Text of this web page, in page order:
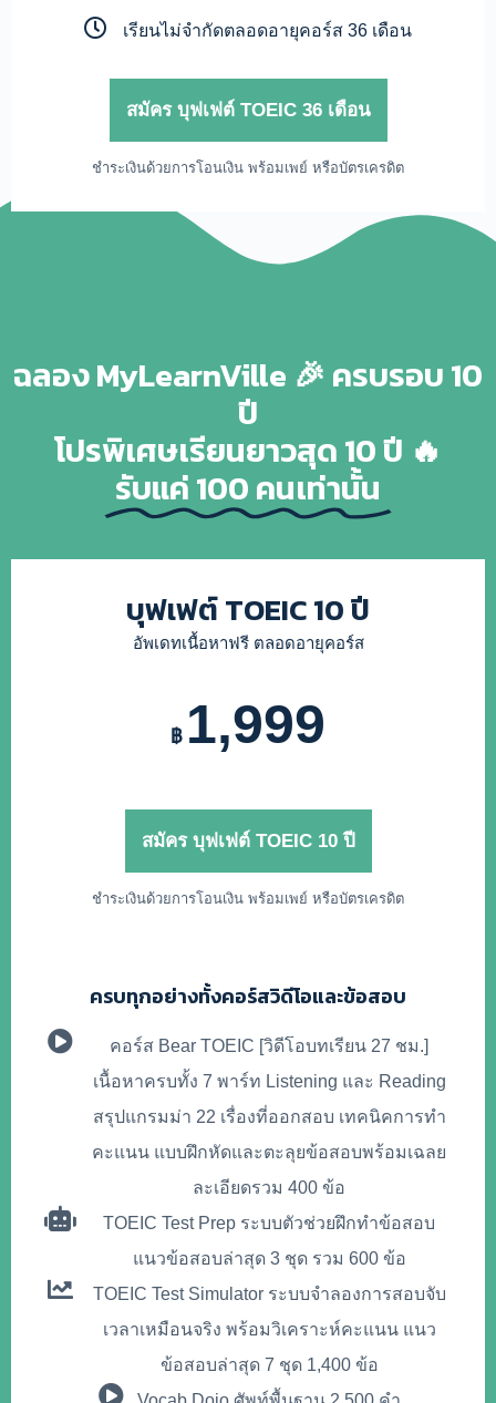
เรียนไม่จำกัดตลอดอายุคอร์ส 36 เดือน
สมัคร บุฟเฟต์ TOEIC 36 เดือน
ชำระเงินด้วยการโอนเงิน พร้อมเพย์ หรือบัตรเครดิต
ฉลอง MyLearnVille 🎉 ครบรอบ 10
ปี
โปรพิเศษเรียนยาวสุด 10 ปี 🔥
รับแค่ 100 คนเท่านั้น
บุฟเฟต์ TOEIC 10 ปี
อัพเดทเนื้อหาฟรี ตลอดอายุคอร์ส
฿ 1,999
สมัคร บุฟเฟต์ TOEIC 10 ปี
ชำระเงินด้วยการโอนเงิน พร้อมเพย์ หรือบัตรเครดิต
ครบทุกอย่างทั้งคอร์สวิดีโอและข้อสอบ
คอร์ส Bear TOEIC [วิดีโอบทเรียน 27 ชม.]
เนื้อหาครบทั้ง 7 พาร์ท Listening และ Reading
สรุปแกรมม่า 22 เรื่องที่ออกสอบ เทคนิคการทำ
คะแนน แบบฝึกหัดและตะลุยข้อสอบพร้อมเฉลย
ละเอียดรวม 400 ข้อ
TOEIC Test Prep ระบบตัวช่วยฝึกทำข้อสอบ
แนวข้อสอบล่าสุด 3 ชุด รวม 600 ข้อ
TOEIC Test Simulatorระบบจำลองการสอบจับ
เวลาเหมือนจริง พร้อมวิเคราะห์คะแนน แนว
ข้อสอบล่าสุด 7 ชุด 1,400 ข้อ